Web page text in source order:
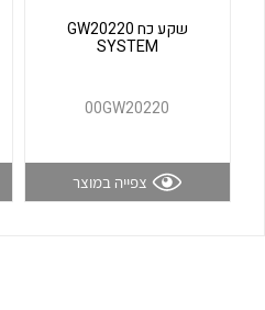
שקע כח GW20220
SYSTEM
00GW20220
צפייה במוצר